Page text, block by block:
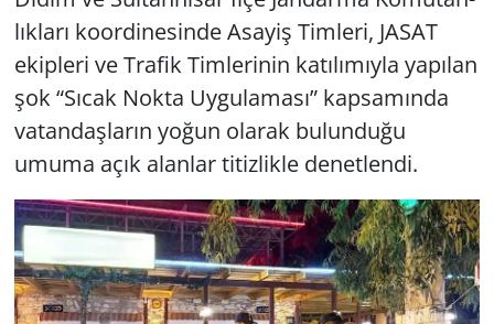
lık­la­rı ko­or­di­ne­sin­de Asa­yiş Tim­le­ri, JASAT
ekip­le­ri ve Tra­fik Tim­le­ri­nin ka­tı­lı­mıy­la ya­pı­lan
şok “Sıcak Nokta Uy­gu­la­ma­sı” kap­sa­mın­da
va­tan­daş­la­rın yoğun ola­rak bu­lun­du­ğu
umuma açık alan­lar ti­tiz­lik­le de­net­len­di.